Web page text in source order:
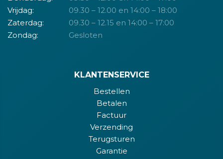
Vrijdag:
09.30 – 12.00 en 14:00 – 18:00
Zaterdag:
09.30 – 12.15 en 14:00 – 17:00
Zondag:
Gesloten
KLANTENSERVICE
Bestellen
Betalen
Factuur
Verzending
Terugsturen
Garantie